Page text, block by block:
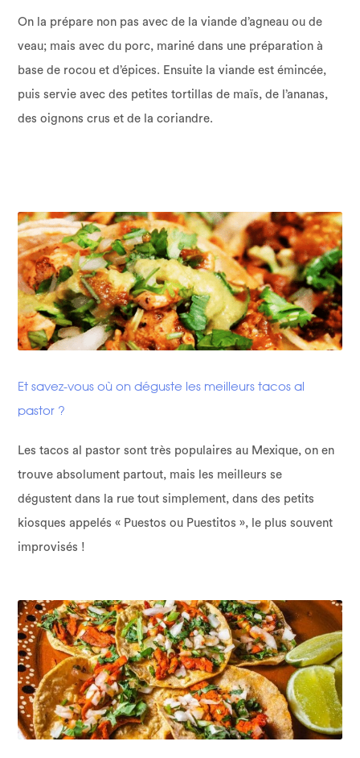
On la prépare non pas avec de la viande d’agneau ou de
veau; mais avec du porc, mariné dans une préparation à
base de rocou et d’épices. Ensuite la viande est émincée,
puis servie avec des petites tortillas de maïs, de l’ananas,
des oignons crus et de la coriandre.
Et savez-vous où on déguste les meilleurs tacos al
pastor ?
Les tacos al pastor sont très populaires au Mexique, on en
trouve absolument partout, mais les meilleurs se
dégustent dans la rue tout simplement, dans des petits
kiosques appelés « Puestos ou Puestitos », le plus souvent
improvisés !